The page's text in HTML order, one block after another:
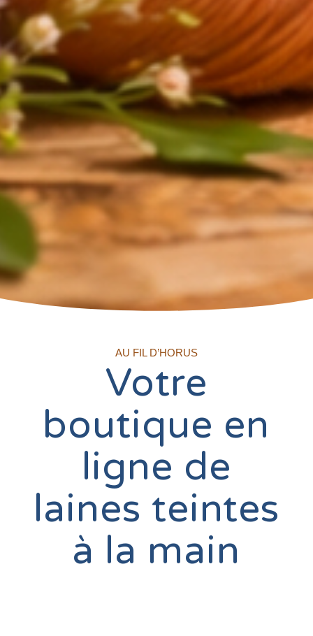
AU FIL D’HORUS
Votre
boutique en
ligne de
laines teintes
à la main